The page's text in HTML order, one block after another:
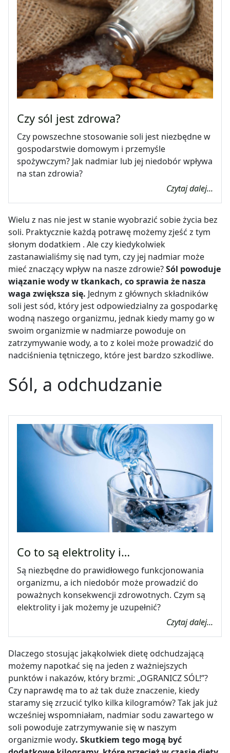
Czy sól jest zdrowa?
Czy powszechne stosowanie soli jest niezbędne w
gospodarstwie domowym i przemyśle
spożywczym? Jak nadmiar lub jej niedobór wpływa
na stan zdrowia?
Czytaj dalej...
Wielu z nas nie jest w stanie wyobrazić sobie życia bez
soli. Praktycznie każdą potrawę możemy zjeść z tym
słonym dodatkiem . Ale czy kiedykolwiek
zastanawialiśmy się nad tym, czy jej nadmiar może
mieć znaczący wpływ na nasze zdrowie?Sól powoduje
wiązanie wody w tkankach, co sprawia że nasza
waga zwiększa się. Jednym z głównych składników
soli jest sód, który jest odpowiedzialny za gospodarkę
wodną naszego organizmu, jednak kiedy mamy go w
swoim organizmie w nadmiarze powoduje on
zatrzymywanie wody, a to z kolei może prowadzić do
nadciśnienia tętniczego, które jest bardzo szkodliwe.
Sól, a odchudzanie
Co to są elektrolity i…
Są niezbędne do prawidłowego funkcjonowania
organizmu, a ich niedobór może prowadzić do
poważnych konsekwencji zdrowotnych. Czym są
elektrolity i jak możemy je uzupełnić?
Czytaj dalej...
Dlaczego stosując jakąkolwiek dietę odchudzającą
możemy napotkać się na jeden z ważniejszych
punktów i nakazów, który brzmi: „OGRANICZ SÓL!”?
Czy naprawdę ma to aż tak duże znaczenie, kiedy
staramy się zrzucić tylko kilka kilogramów? Tak jak już
wcześniej wspomniałam, nadmiar sodu zawartego w
soli powoduje zatrzymywanie się w naszym
organizmie wody. Skutkiem tego mogą być